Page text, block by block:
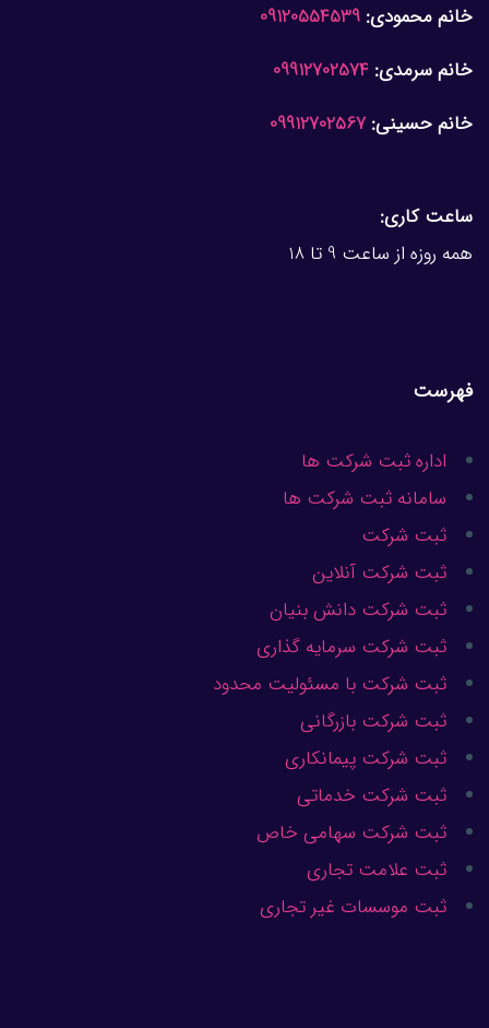
خانم محمودی: 09120554539
خانم سرمدی: 09912702574
خانم حسینی: 09912702567
ساعت کاری:
همه روزه از ساعت 9 تا 18
فهرست
اداره ثبت شرکت ها
سامانه ثبت شرکت ها
ثبت شرکت
ثبت شرکت آنلاین
ثبت شرکت دانش بنیان
ثبت شرکت سرمایه گذاری
ثبت شرکت با مسئولیت محدود
ثبت شرکت بازرگانی
ثبت شرکت پیمانکاری
ثبت شرکت خدماتی
ثبت شرکت سهامی خاص
ثبت علامت تجاری
ثبت موسسات غیر تجاری